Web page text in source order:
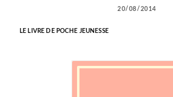
20/08/2014
LE LIVRE DE POCHE JEUNESSE